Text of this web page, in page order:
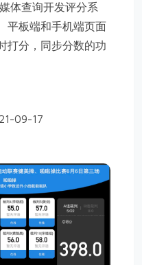
体查询开发评分系
平板端和手机端页面
打分，同步分数的功
09-17